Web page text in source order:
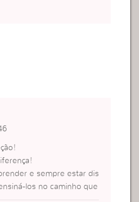
e sempre estar dis
los no caminho que